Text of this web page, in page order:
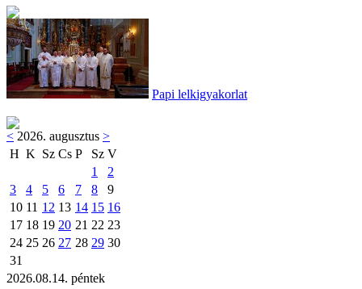
Papi lelkigyakorlat
< 2026. augusztus >
H K Sz Cs P Sz V
1
2
3
4 5 6 7 8
9
10 11 12 13 14 15 16
17 18 19 20 21 22 23
24 25 26 27 28 29 30
31
2026.08.14. péntek